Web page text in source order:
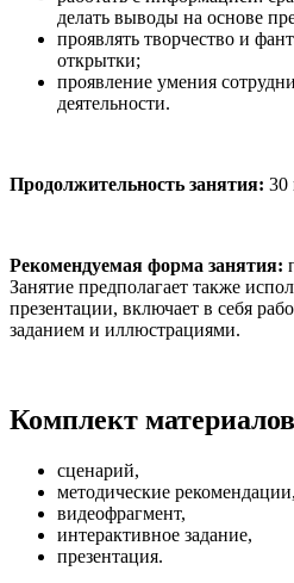
делать выводы на основе
проявлять творчество и
открытки;
проявление умения
деятельности.
Продолжительность занятия: 30
Рекомендуемая форма занятия:
Занятие предполагает также
презентации, включает в себя
заданием и иллюстрациями.
Комплект
сценарий,
методические рекомендации,
видеофрагмент,
интерактивное задание,
презентация.